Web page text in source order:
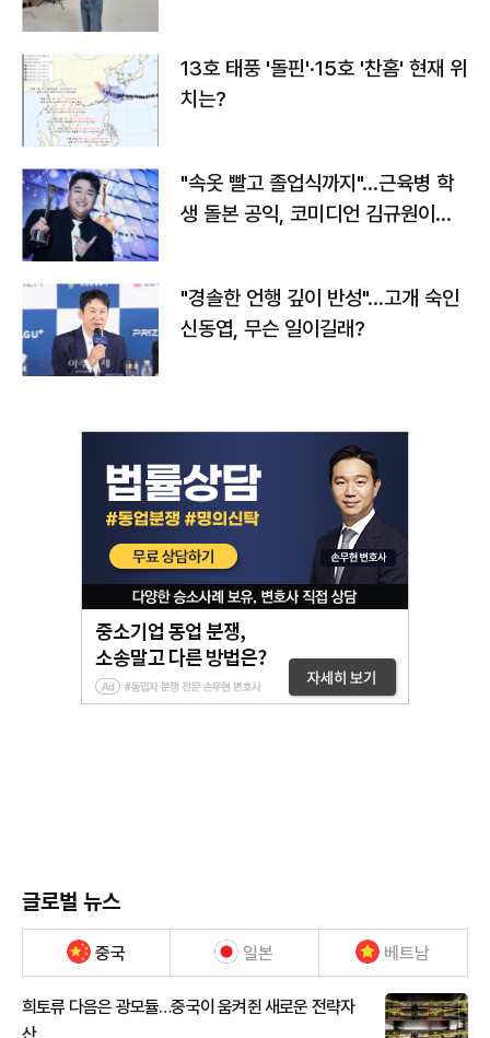
13호 태풍 '돌핀'·15호 '찬홈' 현재 위
치는?
"속옷 빨고 졸업식까지"…근육병 학
생 돌본 공익, 코미디언 김규원이었
"경솔한 언행 깊이 반성"…고개 숙인
신동엽, 무슨 일이길래?
글로벌 뉴스
중국 일본 베트남
희토류 다음은 광모듈…중국이 움켜쥔 새로운 전략자